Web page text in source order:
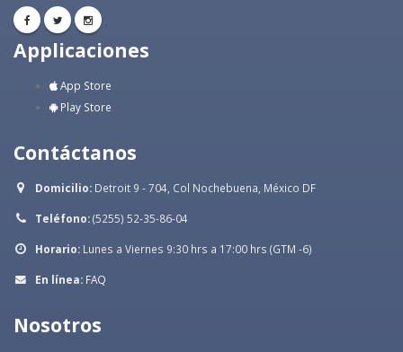
Applicaciones
App Store
Play Store
Contáctanos
Domicilio: Detroit 9 - 704, Col Nochebuena, México DF
Teléfono:(5255) 52-35-86-04
Horario: Lunes a Viernes 9:30 hrs a 17:00 hrs (GTM -6)
En línea: FAQ
Nosotros